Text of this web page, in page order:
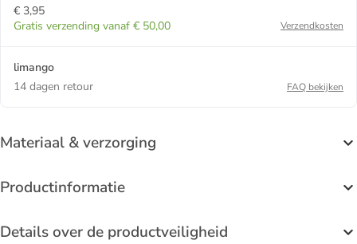
€ 3,95
Gratis verzending vanaf € 50,00
Verzendkosten
limango
14 dagen retour
FAQ bekijken
Materiaal & verzorging
Productinformatie
Details over de productveiligheid